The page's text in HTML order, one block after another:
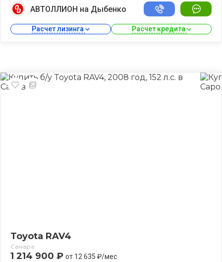
АВТОЛЛИОН на Дыбенко
Расчет лизинга Расчет кредита
Toyota RAV4
Самара
1 214 900 ₽ от 12 635 ₽/мес